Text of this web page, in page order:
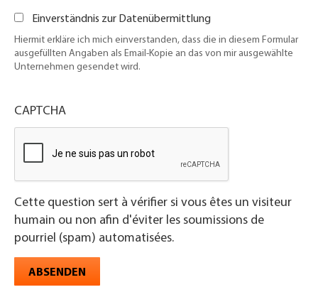
Einverständnis zur Datenübermittlung
Hiermit erkläre ich mich einverstanden, dass die in diesem Formular
ausgefüllten Angaben als Email-Kopie an das von mir ausgewählte
Unternehmen gesendet wird.
CAPTCHA
Cette question sert à vérifier si vous êtes un visiteur
humain ou non afin d'éviter les soumissions de
pourriel (spam) automatisées.
ABSENDEN